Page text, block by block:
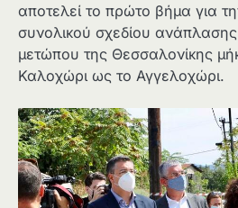
αποτελεί το πρώτο βήμα για
συνολικού σχεδίου
μετώπου της Θεσσαλονίκης
Καλοχώρι ως το Αγγελοχώρι.